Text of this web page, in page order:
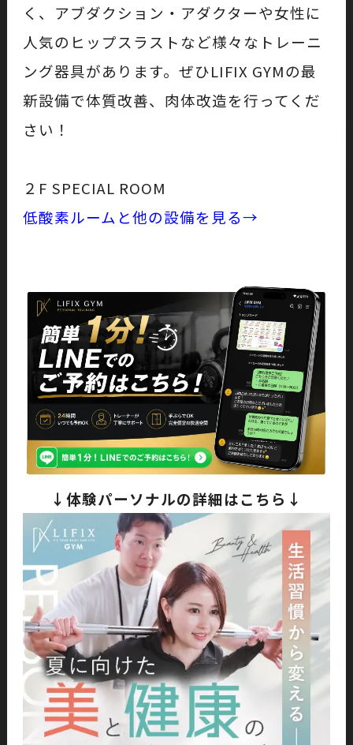
く、アブダクション・アダクターや女性に
人気のヒップスラストなど様々なトレーニ
ング器具があります。ぜひLIFIX GYMの最
新設備で体質改善、肉体改造を行ってくだ
さい！
２F SPECIAL ROOM
低酸素ルームと他の設備を見る→
↓体験パーソナルの詳細はこちら↓